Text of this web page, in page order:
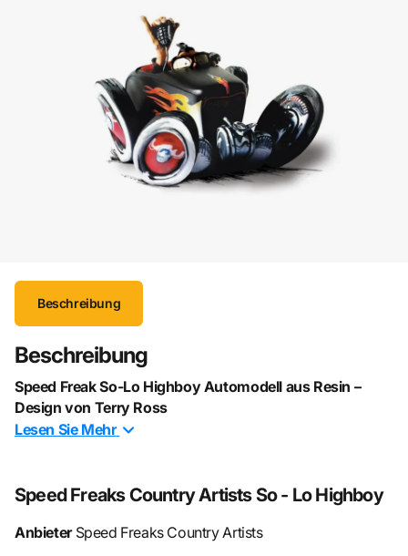
Beschreibung
Beschreibung
Speed Freak So-Lo Highboy Automodell aus Resin –
Design von Terry Ross
Fans. Inspiriert vom legendären KünstlerTerry Ross,
vereint dieses Modell klassische Highboy-Proportionen mit
überzeichneter „So-Lo“-Optik und dynamischem Street-
Lesen Sie Mehr
Speed Freaks Country Artists So - Lo Highboy
AnbieterSpeed Freaks Country Artists